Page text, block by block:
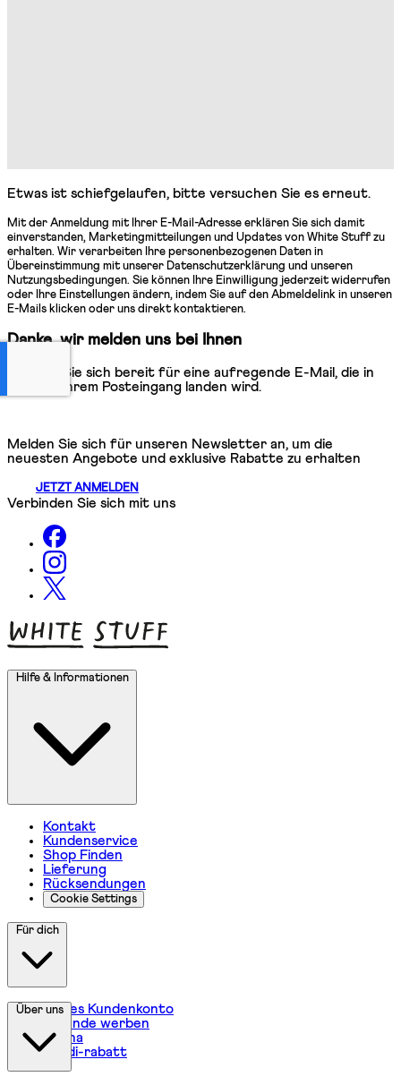
Etwas ist schiefgelaufen, bitte versuchen Sie es erneut.
Mit der Anmeldung mit Ihrer E-Mail-Adresse erklären Sie sich damit
einverstanden, Marketingmitteilungen und Updates von White Stuff zu
erhalten. Wir verarbeiten Ihre personenbezogenen Daten in
Übereinstimmung mit unserer Datenschutzerklärung und unseren
Nutzungsbedingungen. Sie können Ihre Einwilligung jederzeit widerrufen
oder Ihre Einstellungen ändern, indem Sie auf den Abmeldelink in unseren
E-Mails klicken oder uns direkt kontaktieren.
Danke, wir melden uns bei Ihnen
Machen Sie sich bereit für eine aufregende E-Mail, die in
Kürze in Ihrem Posteingang landen wird.
Melden Sie sich für unseren Newsletter an, um die
neuesten Angebote und exklusive Rabatte zu erhalten
JETZT ANMELDEN
Verbinden Sie sich mit uns
Hilfe & Informationen
Kontakt
Kundenservice
Shop Finden
Lieferung
Rücksendungen
Cookie Settings
Für dich
Neues Kundenkonto
Freunde werben
Klarna
Studi-rabatt
Über uns